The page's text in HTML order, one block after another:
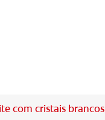
com cristais brancos